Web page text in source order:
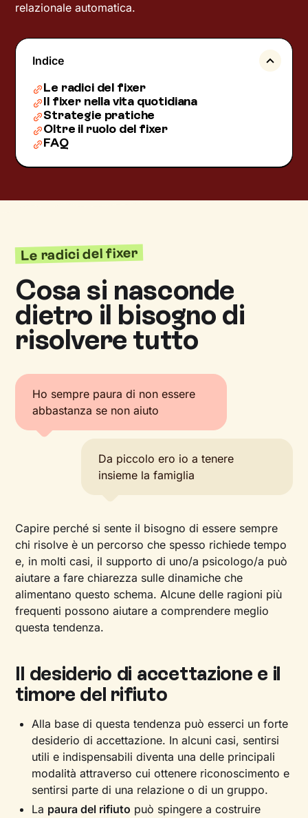
relazionale automatica.
Indice
Le radici del fixer
Il fixer nella vita quotidiana
Strategie pratiche
Oltre il ruolo del fixer
FAQ
Le radici del fixer
Cosa si nasconde
dietro il bisogno di
risolvere tutto
Ho sempre paura di non essere
abbastanza se non aiuto
Da piccolo ero io a tenere
insieme la famiglia
Capire perché si sente il bisogno di essere sempre
chi risolve è un percorso che spesso richiede tempo
e, in molti casi, il supporto di uno/a psicologo/a può
aiutare a fare chiarezza sulle dinamiche che
alimentano questo schema. Alcune delle ragioni più
frequenti possono aiutare a comprendere meglio
questa tendenza.
Il desiderio di accettazione e il
timore del rifiuto
Alla base di questa tendenza può esserci un forte
desiderio di accettazione. In alcuni casi, sentirsi
utili e indispensabili diventa una delle principali
modalità attraverso cui ottenere riconoscimento e
sentirsi parte di una relazione o di un gruppo.
La paura del rifiuto può spingere a costruire